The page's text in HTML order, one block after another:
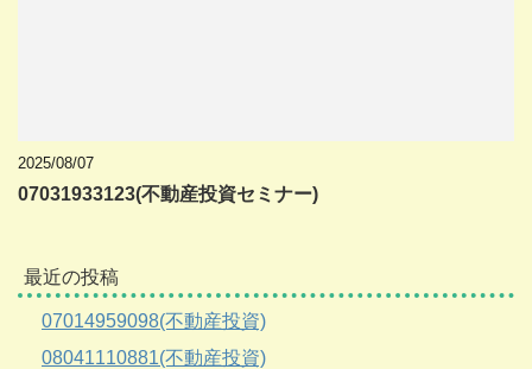
2025/08/07
07031933123(不動産投資セミナー)
最近の投稿
07014959098(不動産投資)
08041110881(不動産投資)